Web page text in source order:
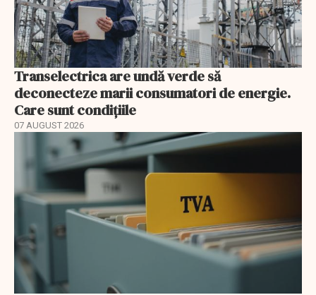
Transelectrica are undă verde să
deconecteze marii consumatori de energie.
Care sunt condițiile
07 AUGUST 2026